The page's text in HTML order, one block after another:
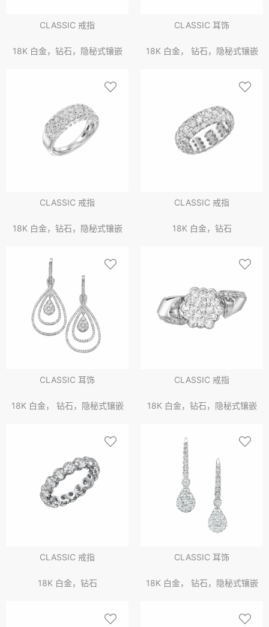
CLASSIC 戒指
18K 白金，钻石，隐秘式镶嵌
CLASSIC 耳饰
18K 白金， 钻石，隐秘式镶嵌
CLASSIC 戒指
18K 白金，钻石，隐秘式镶嵌
CLASSIC 戒指
18K 白金，钻石
CLASSIC 耳饰
18K 白金， 钻石，隐秘式镶嵌
CLASSIC 戒指
18K 白金，钻石，隐秘式镶嵌
CLASSIC 戒指
18K 白金，钻石
CLASSIC 耳饰
18K 白金， 钻石，隐秘式镶嵌